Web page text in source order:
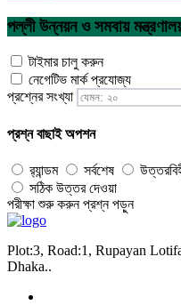
পল্লী উন্নয়ন ও সমবায়
টাইমার চালু করুন
নেগেটিভ মার্ক প্রযোজ্য
প্রশ্নের সংখ্যা
প্রশ্ন বাছাই অপশন
র‍্যান্ডম সর্বশেষ
সঠিক উত্তর দেওয়া
পরীক্ষা শুরু করুনপ্রশ্ন পড়ুন
Plot:3, Road:1, Rupayan
Dhaka..